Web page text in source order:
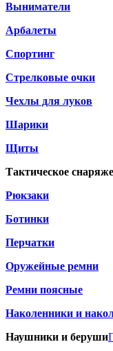
Выниматели
Арбалеты
Спортинг
Стрелковые очки
Чехлы для луков
Шарики
Щиты
Тактическое
Рюкзаки
Ботинки
Перчатки
Оружейные ремни
Ремни поясные
Наколенники и
Наушники и беруши